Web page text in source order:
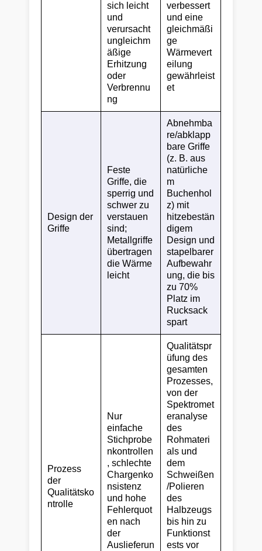
sich leicht
und
verursacht
ungleichm
äßige
Erhitzung
oder
Verbrennu
ng
verbessert
und eine
gleichmäßi
ge
Wärmevert
eilung
gewährleist
et
Design der
Griffe
Feste
Griffe, die
sperrig und
schwer zu
verstauen
sind;
Metallgriffe
übertragen
die Wärme
leicht
Abnehmba
re/abklapp
bare Griffe
(z. B. aus
natürliche
m
Buchenhol
z) mit
hitzebestän
digem
Design und
stapelbarer
Aufbewahr
ung, die bis
zu 70%
Platz im
Rucksack
spart
Prozess
der
Qualitätsko
ntrolle
Nur
einfache
Stichprobe
nkontrollen
, schlechte
Chargenko
nsistenz
und hohe
Fehlerquot
en nach
der
Auslieferun
Qualitätspr
üfung des
gesamten
Prozesses,
von der
Spektromet
eranalyse
des
Rohmateri
als und
dem
Schweißen
/Polieren
des
Halbzeugs
bis hin zu
Funktionst
ests vor